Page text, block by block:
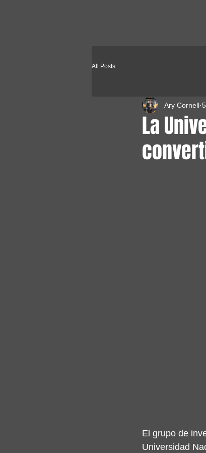
All Posts
La
Ary Cornell
El grupo de
Universidad